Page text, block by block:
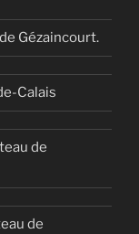
Gézaincourt.
Calais
de
de